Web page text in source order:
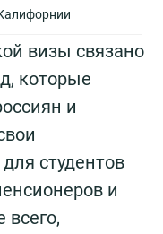
визы связано
которые
и
студентов
и